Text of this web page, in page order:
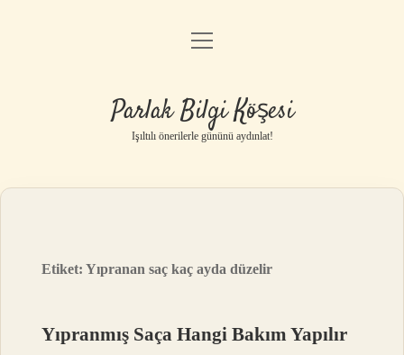
Anasayfa
Yasal Uyarı
menüyü
Parlak Bilgi Köşesi
Işıltılı önerilerle gününü aydınlat!
Etiket:Yıpranan saç kaç ayda düzelir
Yıpranmış Saça Hangi Bakım Yapılır